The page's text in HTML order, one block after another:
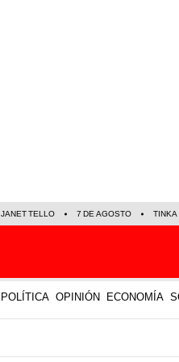
JANET TELLO 7 DE AGOSTO TINKA
POLÍTICA OPINIÓN ECONOMÍA